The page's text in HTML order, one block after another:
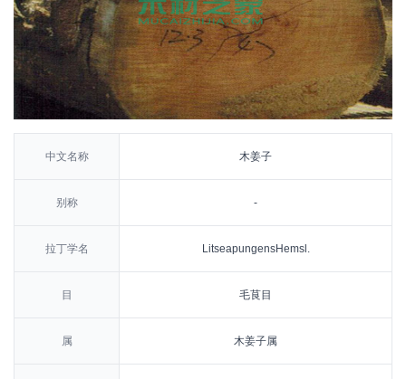
中文名称 木姜子
别称 -
拉丁学名 LitseapungensHemsl.
目 毛茛目
属 木姜子属